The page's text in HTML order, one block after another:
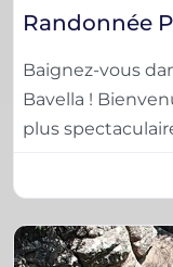
Baignez-vous
Bavella !
plus